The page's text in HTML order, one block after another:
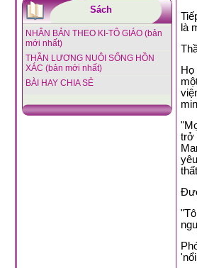
Sách
NHÂN BẢN THEO KI-TÔ GIÁO (bản
mới nhất)
THẦN LƯƠNG NUÔI SỐNG HỒN
XÁC (bản mới nhất)
BÀI HAY CHIA SẺ
là
trở